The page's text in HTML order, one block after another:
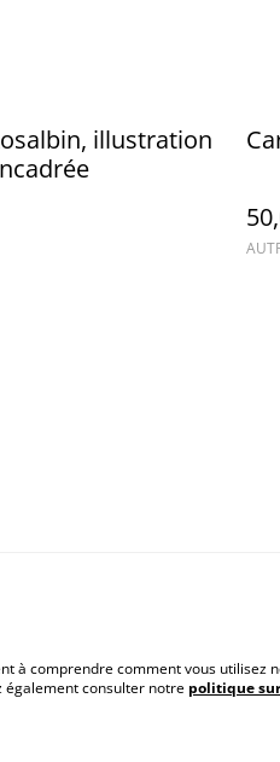
illustration
cookies
Politique de
à comprendre comment vous utilisez
également consulter notre politique